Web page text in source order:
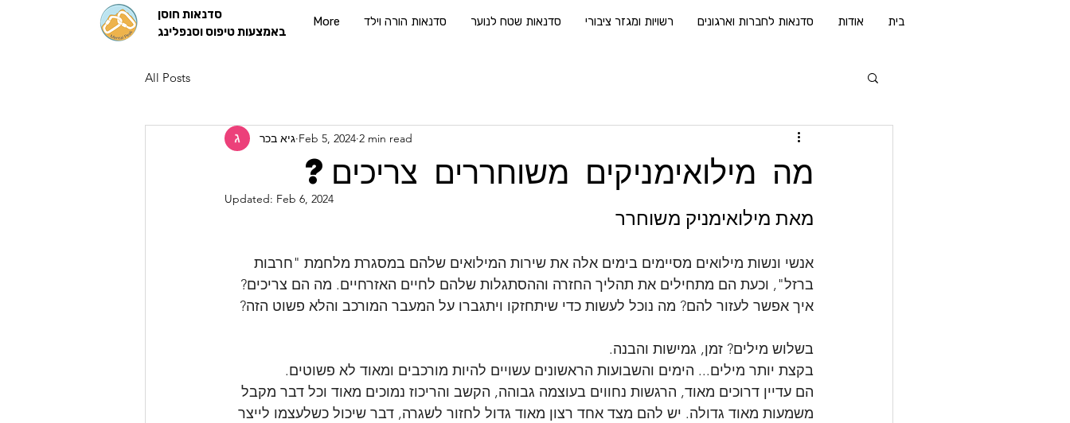
בית אודות סדנאות לחברות וארגונים רשויות ומגזר ציבורי סדנאות שטח לנוער סדנאות הורה וילד More
סדנאות חוסן
באמצעות טיפוס וסנפלינג
All Posts
מה מילואימניקים משוחררים צריכים?
גיא בכר Feb 5, 2024 2 min read
Updated: Feb 6, 2024
מאת מילואימניק משוחרר
אנשי ונשות מילואים מסיימים בימים אלה את שירות המילואים שלהם במסגרת מלחמת "חרבות
ברזל", וכעת הם מתחילים את תהליך החזרה וההסתגלות שלהם לחיים האזרחיים. מה הם צריכים?
איך אפשר לעזור להם? מה נוכל לעשות כדי שיתחזקו ויתגברו על המעבר המורכב והלא פשוט הזה?
בשלוש מילים? זמן, גמישות והבנה.
בקצת יותר מילים... הימים והשבועות הראשונים עשויים להיות מורכבים ומאוד לא פשוטים.
הם עדיין דרוכים מאוד, הרגשות נחווים בעוצמה גבוהה, הקשב והריכוז נמוכים מאוד וכל דבר מקבל
משמעות מאוד גדולה. יש להם מצד אחד רצון מאוד גדול לחזור לשגרה, דבר שיכול כשלעצמו לייצר